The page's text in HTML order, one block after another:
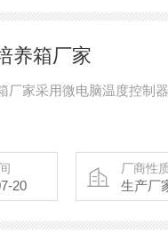
养箱厂家
厂家采用微电脑温度控制
20
厂商性
生产厂